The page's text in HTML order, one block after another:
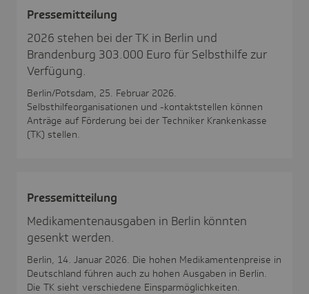
Pres­se­mit­tei­lung
2026 stehen bei der TK in Berlin und
Brandenburg 303.000 Euro für Selbsthilfe zur
Verfügung.
Berlin/Potsdam, 25. Februar 2026.
Selbsthilfeorganisationen und -kontaktstellen können
Anträge auf Förderung bei der Techniker Krankenkasse
(TK) stellen.
Pres­se­mit­tei­lung
Medikamentenausgaben in Berlin könnten
gesenkt werden.
Berlin, 14. Januar 2026. Die hohen Medikamentenpreise in
Deutschland führen auch zu hohen Ausgaben in Berlin.
Die TK sieht verschiedene Einsparmöglichkeiten.